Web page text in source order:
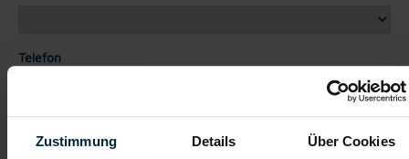
Zustimmung Details Über Cookies
Telefon